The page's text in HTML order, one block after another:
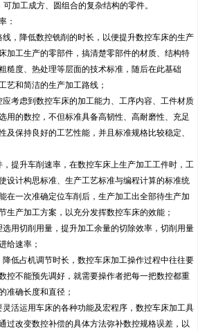
加工成方、圆组合的复杂结构的零件。
：
，降低数控铣削的时长，以便提升数控车床的生产
加工生产的零部件，搞清楚零部件的材质、结构特
糙度、热处理等层面的技术标准，随后在此基础
艺和简洁的生产加工路线；
考虑到数控车床的加工能力、工序内容、工件材质
用的数控，不但标准具备高韧性、高耐磨性、充足
及保持良好的工艺性能，并且标准规格比较稳定、
提升车削速率，在数控车床上生产加工工件时，工
设计构思标准、生产工艺标准与编程计算的标准统
在一次准确定位车削后，生产加工出全部待生产加
生产加工方案，以充分发挥数控车床的效能；
用切削用量，提升加工余量的切除效率，切削用量
给速率；
低占机调节时长，数控车床加工操作过程中往往要
控不能预先调好，就需要操作者把每一把数控都重
准确长度和直径；
活运用车床的各种功能及宏程序，数控车床加工具
过改变数控补偿的具体方法弥补数控规格误差，以